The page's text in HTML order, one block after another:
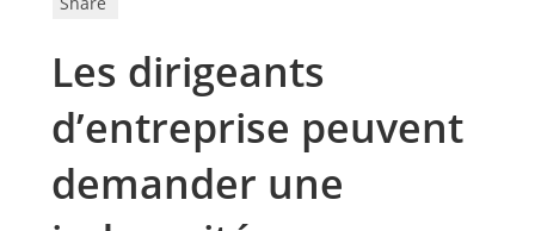
Les dirigeants
d’entreprise peuvent
demander une